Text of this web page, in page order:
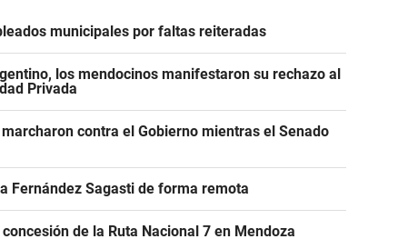
municipales por faltas reiteradas
los mendocinos manifestaron su rechazo al
Privada
contra el Gobierno mientras el Senado
Fernández Sagasti de forma remota
de la Ruta Nacional 7 en Mendoza